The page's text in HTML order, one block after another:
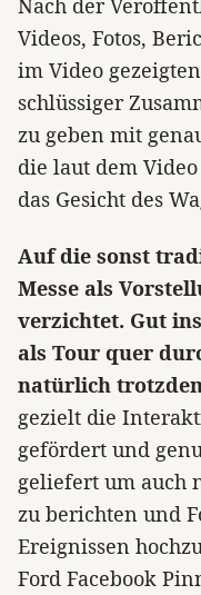
Nach der
Videos, Fotos,
im Video
schlüssiger
zu geben mit
die laut dem
das Gesicht des
Auf die sonst
Messe als
verzichtet. Gut
als Tour quer
natürlich
gezielt die
gefördert und
geliefert um auch
zu berichten und
Ereignissen
Ford Facebook